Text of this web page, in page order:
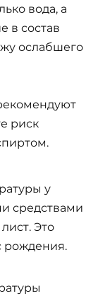
вода, а
в состав
ослабшего
риск
у
средствами
Это
рождения.